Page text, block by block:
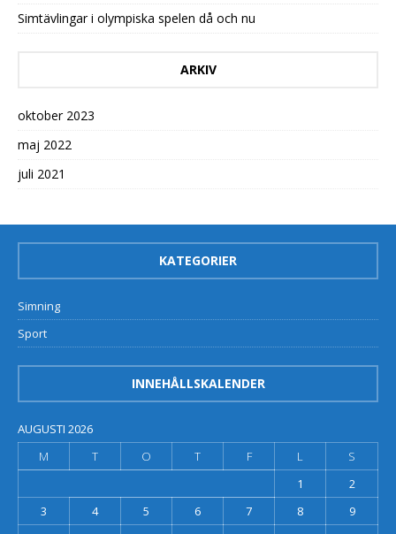
Simtävlingar i olympiska spelen då och nu
ARKIV
oktober 2023
maj 2022
juli 2021
KATEGORIER
Simning
Sport
INNEHÅLLSKALENDER
AUGUSTI 2026
M
T O T F L
S
1
2
3
4 5 6 7 8
9